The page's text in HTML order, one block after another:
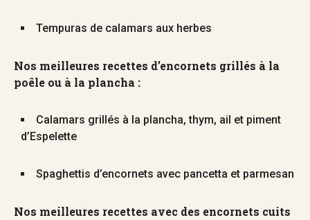
Tempuras de calamars aux herbes
Nos meilleures recettes d’encornets grillés à la
poêle ou à la plancha :
Calamars grillés à la plancha, thym, ail et piment
d’Espelette
Spaghettis d’encornets avec pancetta et parmesan
Nos meilleures recettes avec des encornets cuits